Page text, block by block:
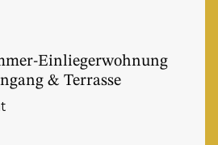
Einliegerwohnung
& Terrasse